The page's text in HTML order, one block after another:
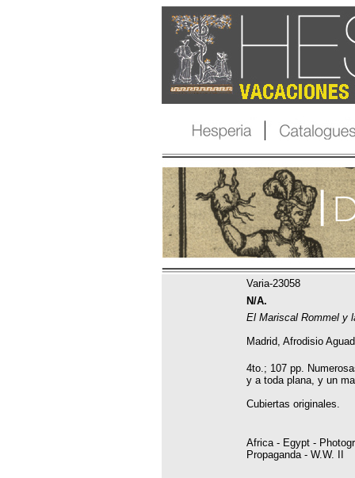
Varia-23058
N/A.
El Mariscal Rommel y
Madrid, Afrodisio
4to.; 107 pp.
y a toda plana, y un
Cubiertas originales.
Africa - Egypt -
Propaganda - W.W. II